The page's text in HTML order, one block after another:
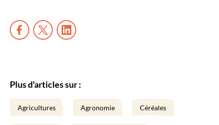
Plus d'articles sur :
Agricultures Agronomie Céréales